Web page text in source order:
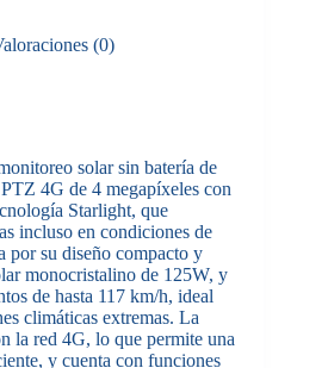
(0)
solar sin batería de
4G de 4 megapíxeles con
Starlight, que
incluso en condiciones de
por su diseño compacto y
monocristalino de 125W, y
de hasta 117 km/h, ideal
climáticas extremas. La
la red 4G, lo que permite una
y cuenta con funciones